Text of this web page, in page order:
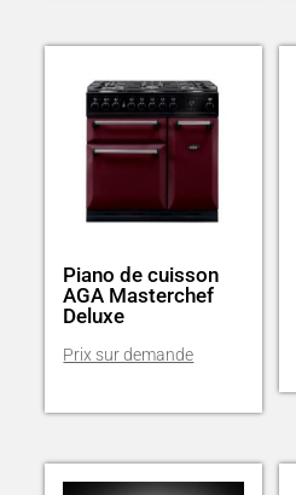
Piano de cuisson
AGA Masterchef
Deluxe